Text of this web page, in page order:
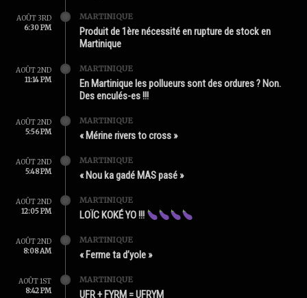
AOÛT 3RD
6:30 PM
MARTINIQUE
Produit de 1ère nécessité en rupture de stock en
Martinique
AOÛT 2ND
11:14 PM
MARTINIQUE
En Martinique les pollueurs sont des ordures ? Non.
Des enculés-es !!!
AOÛT 2ND
5:56 PM
MARTINIQUE
« Mérine rivers to cross »
AOÛT 2ND
5:48 PM
MARTINIQUE
« Nou ka gadé MAS pasé »
AOÛT 2ND
12:05 PM
MARTINIQUE
LOÏC KOKÉ YO !!!
AOÛT 2ND
8:08 AM
MARTINIQUE
« Ferme ta d’yole »
AOÛT 1ST
8:42 PM
MARTINIQUE
UFR + FYRM = UFRYM